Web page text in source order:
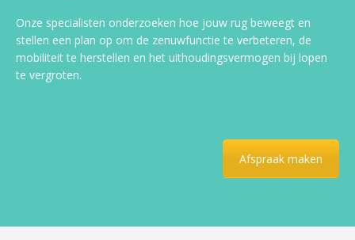
Onze specialisten onderzoeken hoe jouw rug beweegt en
stellen een plan op om de zenuwfunctie te verbeteren, de
mobiliteit te herstellen en het uithoudingsvermogen bij lopen
te vergroten.
Afspraak maken